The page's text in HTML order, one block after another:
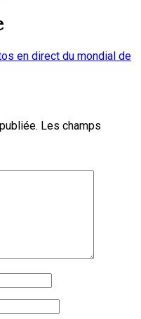
en direct du mondial de
Les champs